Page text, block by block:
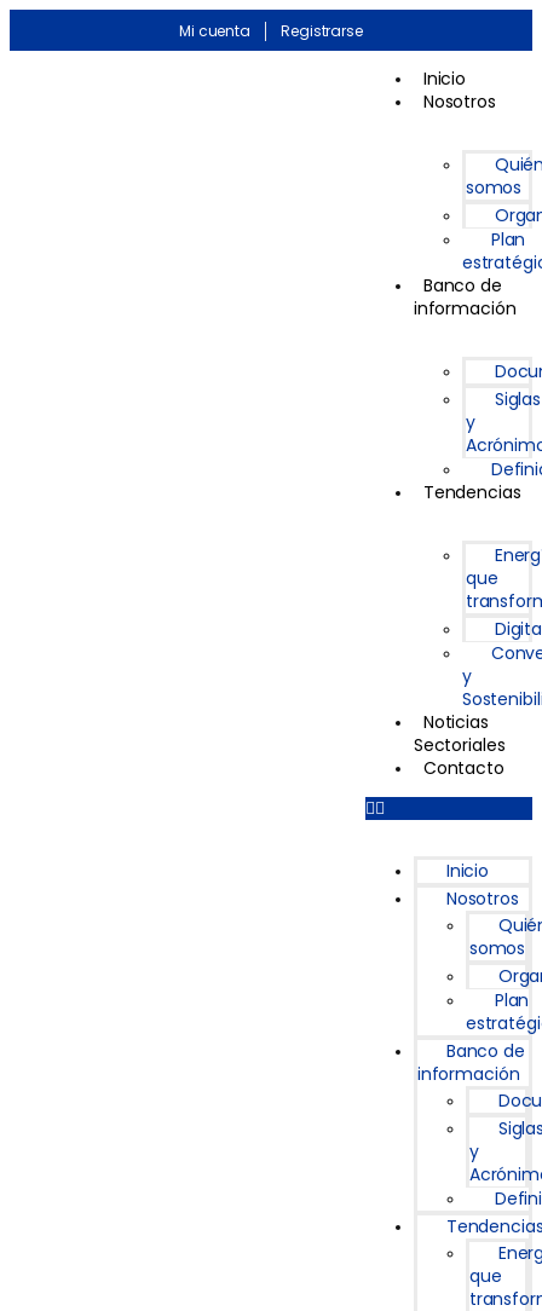
Mi cuenta Registrarse
Inicio
Nosotros
somos
Plan
Banco de
información
Siglas
y
Tendencias
que
y
Noticias
Sectoriales
Contacto
Inicio
Nosotros
somos
Plan
Banco de
información
y
que